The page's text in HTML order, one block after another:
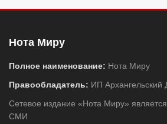
Нота Миру
Полное наименование: Нота Миру
Правообладатель: ИП Архангельский
Сетевое издание «Нота Миру»
СМИ